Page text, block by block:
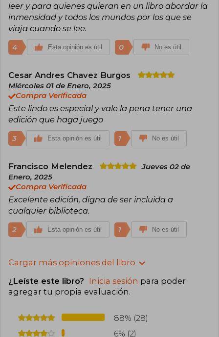
leer y para quienes quieran en un libro abordar la
inmensidad y todos los mundos por los que se
viaja cuando se lee.
4 Esta opinión es útil 0 No es útil
Cesar Andres Chavez Burgos
Miércoles 01 de Enero, 2025
Compra Verificada
Este lindo es especial y vale la pena tener una
edición que haga juego
3 Esta opinión es útil 1 No es útil
Francisco Melendez
Jueves 02 de
Enero, 2025
Compra Verificada
Excelente edición, digna de ser incluida a
cualquier biblioteca.
2 Esta opinión es útil 1 No es útil
Cargar más opiniones del libro
¿Leíste este libro? Inicia sesión para poder
agregar tu propia evaluación.
88% (28)
6% (2)